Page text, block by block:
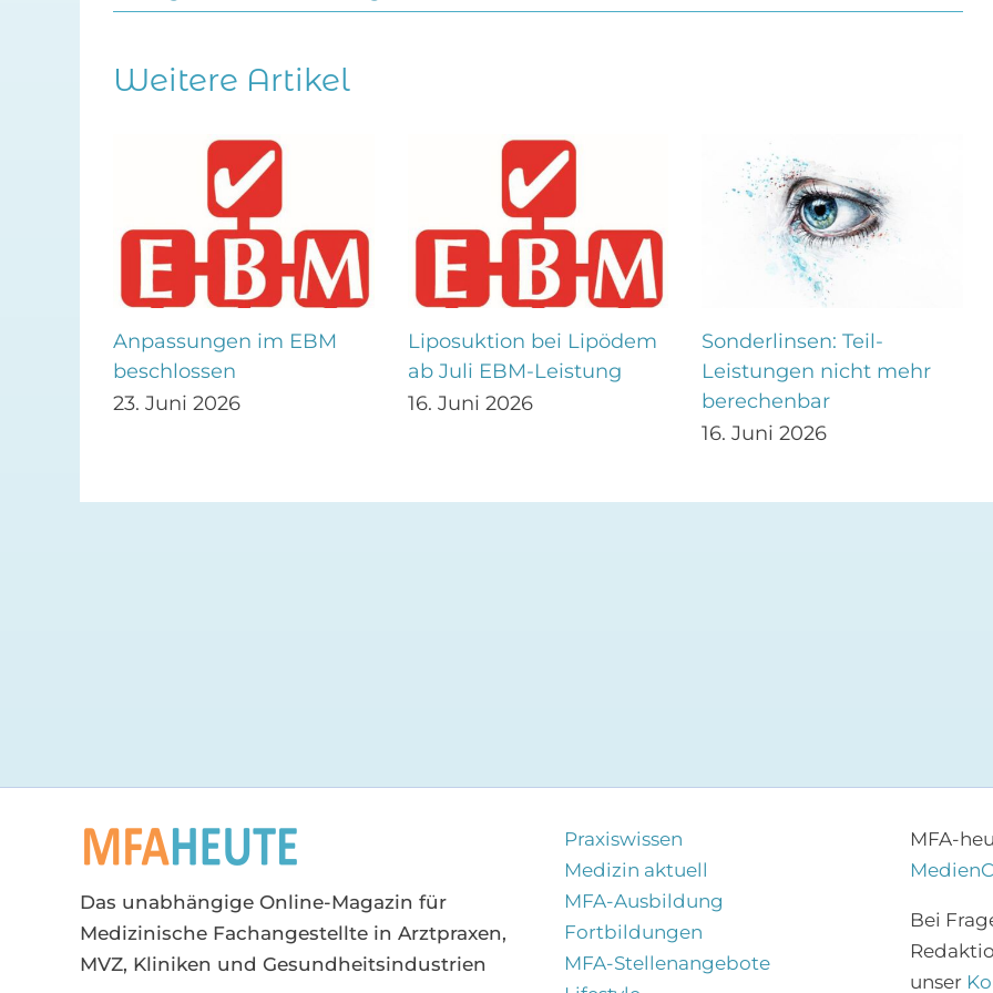
Weitere Artikel
Anpassungen im EBM
beschlossen
23. Juni 2026
Liposuktion bei Lipödem
ab Juli EBM-Leistung
16. Juni 2026
Sonderlinsen: Teil-
Leistungen nicht mehr
berechenbar
16. Juni 2026
Das unabhängige Online-Magazin für
Medizinische Fachangestellte in Arztpraxen,
MVZ, Kliniken und Gesundheitsindustrien
Praxiswissen
Medizin aktuell
MFA-Ausbildung
Fortbildungen
MFA-Stellenangebote
MFA-
Bei
unser